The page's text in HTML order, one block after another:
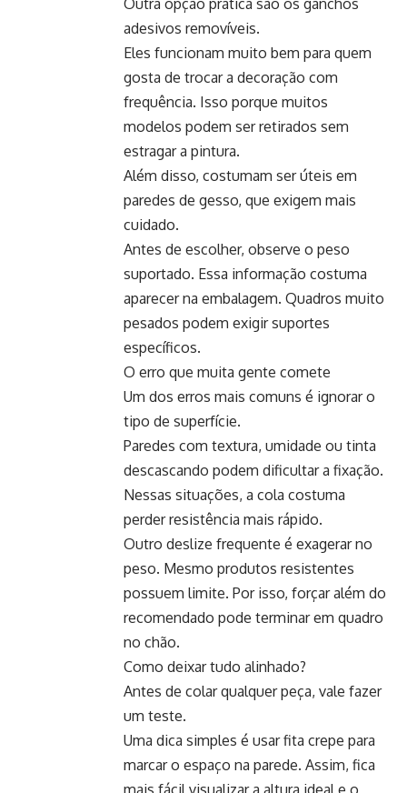
adesivos removíveis.
Eles funcionam muito bem para quem
gosta de trocar a decoração com
frequência. Isso porque muitos
modelos podem ser retirados sem
estragar a pintura.
Além disso, costumam ser úteis em
paredes de gesso, que exigem mais
cuidado.
Antes de escolher, observe o peso
suportado. Essa informação costuma
aparecer na embalagem. Quadros muito
pesados podem exigir suportes
específicos.
O erro que muita gente comete
Um dos erros mais comuns é ignorar o
tipo de superfície.
Paredes com textura, umidade ou tinta
descascando podem dificultar a fixação.
Nessas situações, a cola costuma
perder resistência mais rápido.
Outro deslize frequente é exagerar no
peso. Mesmo produtos resistentes
possuem limite. Por isso, forçar além do
recomendado pode terminar em quadro
no chão.
Como deixar tudo alinhado?
Antes de colar qualquer peça, vale fazer
um teste.
Uma dica simples é usar fita crepe para
marcar o espaço na parede. Assim, fica
mais fácil visualizar a altura ideal e o